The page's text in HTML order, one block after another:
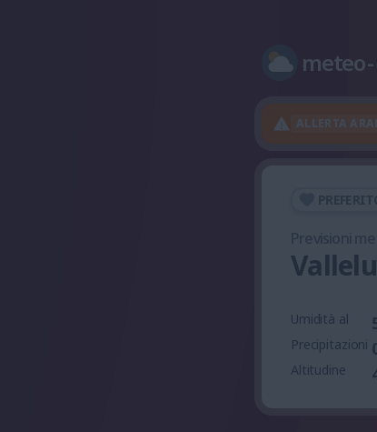
meteo-
ALLERTA
Umidità al
Precipitazioni
Altitudine